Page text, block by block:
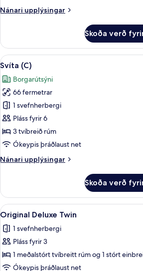
tvö
Kitchen)
Nánari upplýsingar
Nánari
herbergi
fyrir
tvo,
rúm
(No
Kitchen)
Skoða verð
Skoða
allar
myndir
fyrir
Svíta
(C)
Svíta
15
Svíta (C)
Borgarútsýni
66 fermetrar
1 svefnherbergi
Pláss fyrir 6
3 tvíbreið rúm
Ókeypis þráðlaust net
Nánari upplýsingar
Nánari
(C)
Skoða verð
Skoða
allar
myndir
fyrir
Original
Deluxe
Original
12
Original Deluxe Twin
1 svefnherbergi
Pláss fyrir 3
1 meðalstórt tvíbreitt rúm og 1 stórt
Ókeypis þráðlaust net